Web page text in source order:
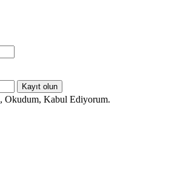
Kayıt olun
, Okudum, Kabul Ediyorum.